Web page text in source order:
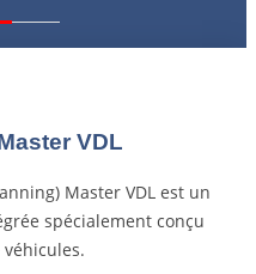
VDL
Master VDL est un
spécialement conçu